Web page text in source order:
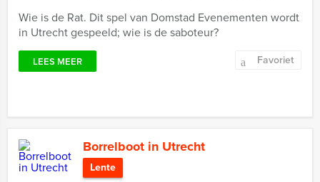
Wie is de Rat. Dit spel van Domstad Evenementen wordt
in Utrecht gespeeld; wie is de saboteur?
LEES MEER Favoriet
Borrelboot in Utrecht
Lente